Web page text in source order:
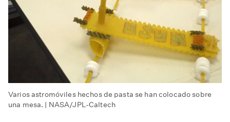
Varios astromóviles hechos de pasta se han colocado sobre
una mesa. | NASA/JPL-Caltech